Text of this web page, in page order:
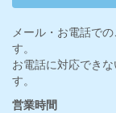
メール・お電話で
す。
お電話に対応でき
す。
営業時間